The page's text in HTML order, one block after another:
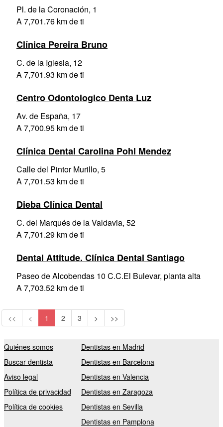
Pl. de la Coronación, 1
A 7,701.76 km de ti
Clínica Pereira Bruno
C. de la Iglesia, 12
A 7,701.93 km de ti
Centro Odontologico Denta Luz
Av. de España, 17
A 7,700.95 km de ti
Clínica Dental Carolina Pohl Mendez
Calle del Pintor Murillo, 5
A 7,701.53 km de ti
Dieba Clínica Dental
C. del Marqués de la Valdavia, 52
A 7,701.29 km de ti
Dental Attitude. Clínica Dental Santiago
Paseo de Alcobendas 10 C.C.El Bulevar, planta alta
A 7,703.52 km de ti
<< < 1 2 3 > >>
Quiénes somos
Buscar dentista
Aviso legal
Política de privacidad
Política de cookies
Dentistas en Madrid
Dentistas en Barcelona
Dentistas en Valencia
Dentistas en Zaragoza
Dentistas en Sevilla
Dentistas en Pamplona